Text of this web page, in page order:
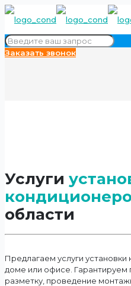
Заказать звонок
Услуги
области
Предлагаем услуги установки
доме или офисе. Гарантируем
разметку, проведение